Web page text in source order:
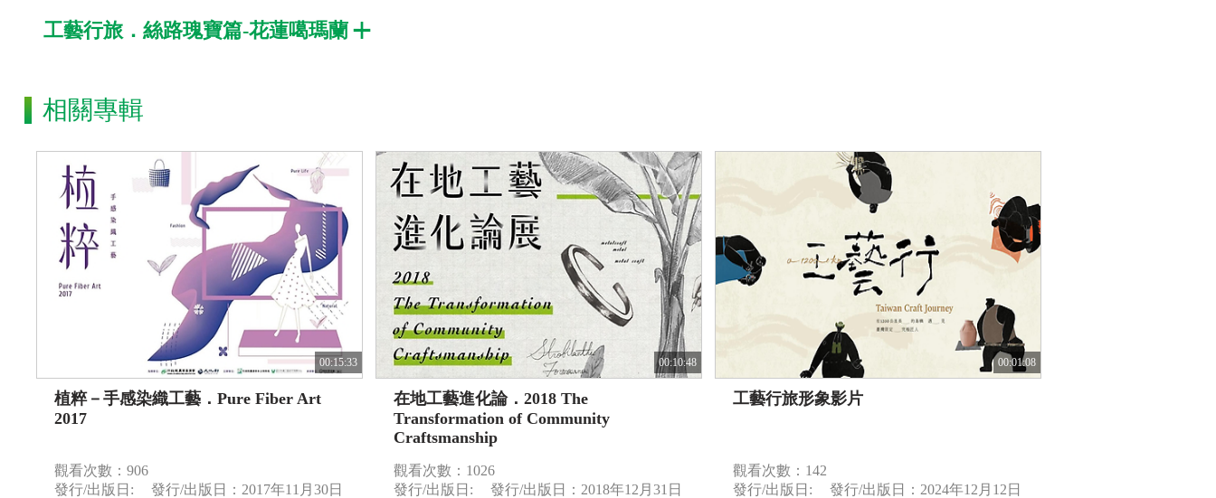
工藝行旅．絲路瑰寶篇-花蓮噶瑪蘭
相關專輯
00:15:33
植粹－手感染織工藝．Pure Fiber Art
2017
觀看次數：906
發行/出版日:
發行/出版日：2017年11月30日
00:10:48
在地工藝進化論．2018 The
Transformation of Community
Craftsmanship
觀看次數：1026
發行/出版日:
發行/出版日：2018年12月31日
00:01:08
工藝行旅形象影片
觀看次數：142
發行/出版日:
發行/出版日：2024年12月12日